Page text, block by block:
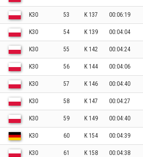
K30 53 K 137 00:06:19
K30 54 K 139 00:04:04
K30 55 K 142 00:04:24
K30 56 K 144 00:04:06
K30 57 K 146 00:04:40
K30 58 K 147 00:04:27
K30 59 K 149 00:04:40
K30 60 K 154 00:04:39
K30 61 K 158 00:04:38